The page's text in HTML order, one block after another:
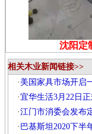
沈阳定
相关木业新闻链接>>
· 美国家具市场开启
·宜华生活3月22日
·江门市消委会发布
· 巴基斯坦2020下半